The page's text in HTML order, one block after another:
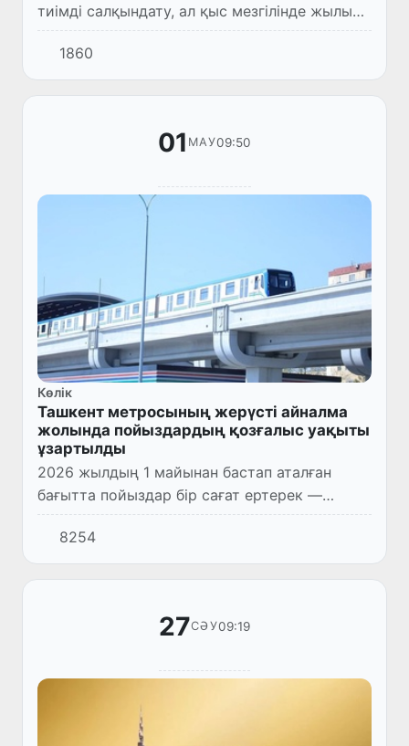
тиімді салқындату, ал қыс мезгілінде жылыту
жүйесімен жабдықталған. Соның
нәтижесінде жолаушылар үшін бұрынғыдан
да жайлы әрі қолайлы жол жүру...
1860
01 МАУ09:50
Көлік
Ташкент метросының жерүсті айналма
жолында пойыздардың қозғалыс уақыты
ұзартылды
2026 жылдың 1 майынан бастап аталған
бағытта пойыздар бір сағат ертерек —
05:00-ден бастап қызмет көрсете бастады.
8254
27СӘУ09:19